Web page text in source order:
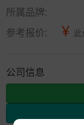
所属品牌:
参考报价:
¥
公司信息